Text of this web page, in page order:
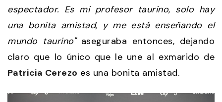
espectador. Es mi profesor taurino, solo hay
una bonita amistad, y me está enseñando el
mundo taurino"aseguraba entonces, dejando
claro que lo único que le une al exmarido de
Patricia Cerezo es una bonita amistad.